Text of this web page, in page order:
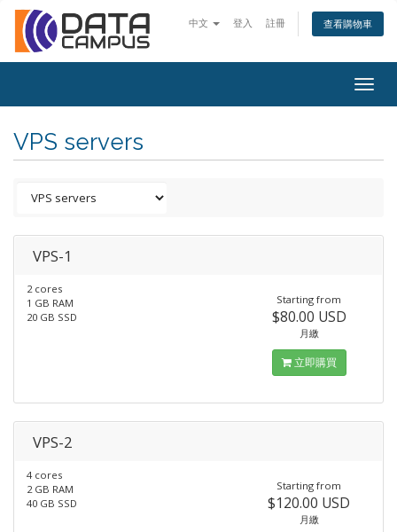
中文 登入 註冊 查看購物車
VPS servers
VPS-1
2 cores
1 GB RAM
20 GB SSD
Starting from
$80.00 USD
月繳
立即購買
VPS-2
4 cores
2 GB RAM
40 GB SSD
Starting from
$120.00 USD
月繳